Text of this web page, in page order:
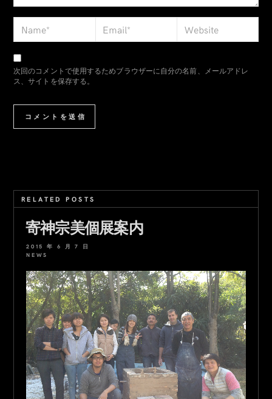
次回のコメントで使用するためブラウザーに自分の名前、メールアドレ
ス、サイトを保存する。
RELATED POSTS
寄神宗美個展案内
2015 年 6 月 7 日
NEWS